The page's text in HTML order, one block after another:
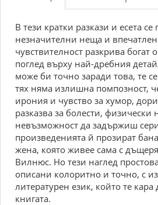
В тези кратки разкази и есета
незначителни неща и
чувствителност разкрива богат
поглед върху най-дребния
може би точно заради това, те
тях няма излишна помпозност,
ирония и чувство за хумор, дори
разказва за болести, физически
невъзможност да задържиш
произведенията й прозират
жена, която живее сама с
Вилнюс. Но тези наглед
описани колоритно и точно, с
литературен език, който те
книгата.